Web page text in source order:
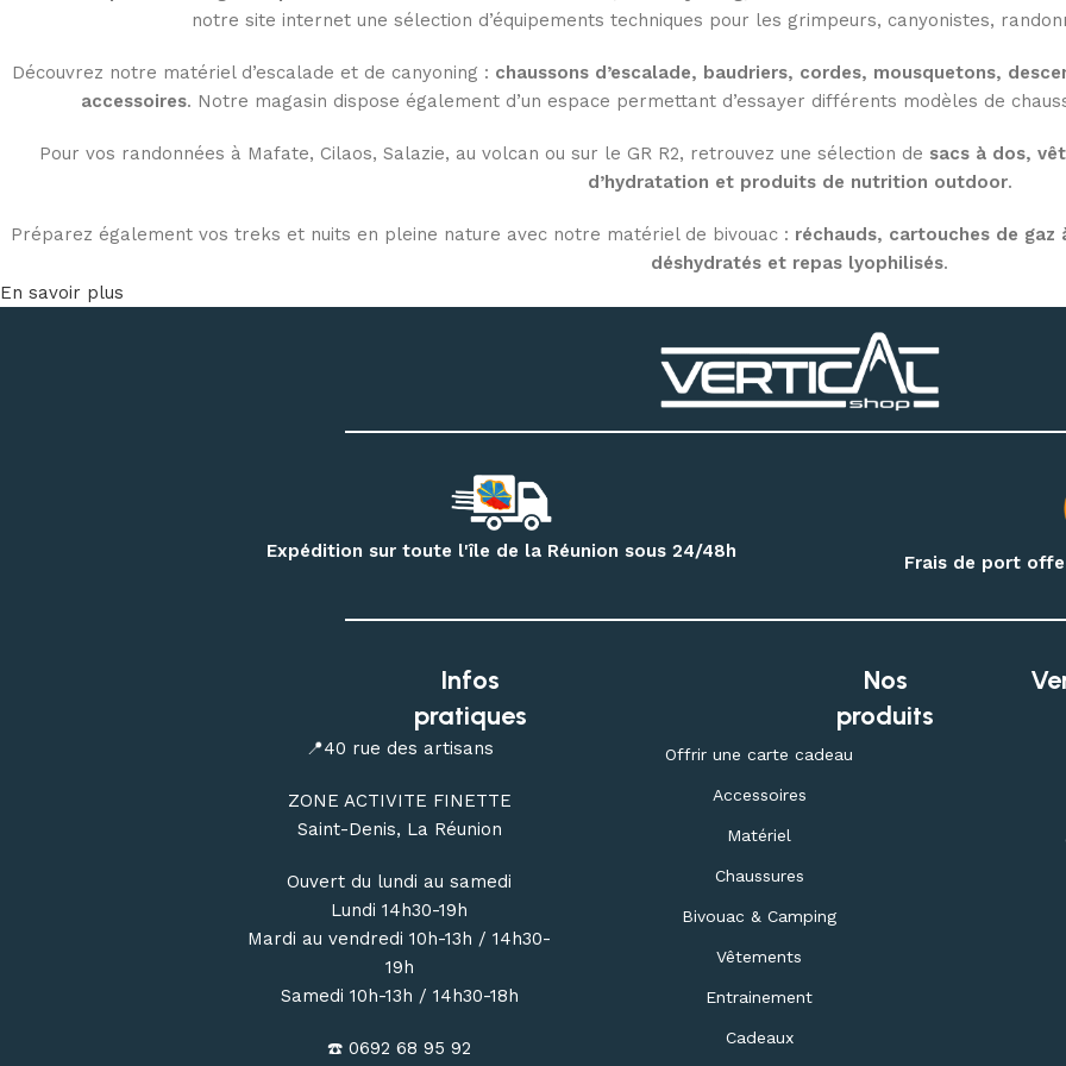
notre site internet une sélection d’équipements techniques pour les grimpeurs, canyonistes,
Découvrez notre matériel d’escalade et de canyoning : chaussons d’escalade, baudriers, cordes, mousquetons,
accessoires. Notre magasin dispose également d’un espace permettant d’essayer différents modèles de
Pour vos randonnées à Mafate, Cilaos, Salazie, au volcan ou sur le GR R2, retrouvez une sélection de sacs à dos,
d’hydratation et produits de nutrition outdoor.
Préparez également vos treks et nuits en pleine nature avec notre matériel de bivouac : réchauds, cartouches de
déshydratés et repas lyophilisés.
et de bivouac partout à La Réunion.
En savoir plus
Expédition sur toute l'île de la Réunion sous 24/48h
Frais de port
Infos
pratiques
📍40 rue des artisans
ZONE ACTIVITE FINETTE
Saint-Denis, La Réunion
Ouvert du lundi au samedi
Lundi 14h30-19h
Mardi au vendredi 10h-13h / 14h30-
19h
Samedi 10h-13h / 14h30-18h
☎️ 0692 68 95 92
Nos
produits
Offrir une carte cadeau
Accessoires
Matériel
Chaussures
Bivouac & Camping
Vêtements
Entrainement
Cadeaux